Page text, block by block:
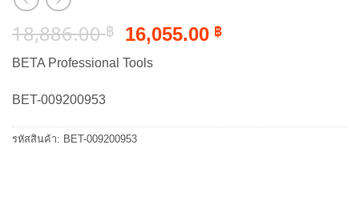
18,886.00฿ Original
price
was:
16,055.00 ฿Current
BETA Professional Tools
BET-009200953
รหัสสินค้า: BET-009200953